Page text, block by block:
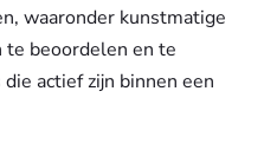
waaronder kunstmatige
beoordelen en te
actief zijn binnen een